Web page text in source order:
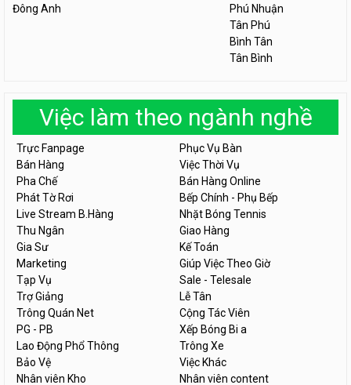
Đông Anh
Phú Nhuận
Tân Phú
Bình Tân
Tân Bình
Việc làm theo ngành nghề
Trực Fanpage
Phục Vụ Bàn
Bán Hàng
Việc Thời Vụ
Pha Chế
Bán Hàng Online
Phát Tờ Rơi
Bếp Chính - Phụ Bếp
Live Stream B.Hàng
Nhặt Bóng Tennis
Thu Ngân
Giao Hàng
Gia Sư
Kế Toán
Marketing
Giúp Việc Theo Giờ
Tạp Vụ
Sale - Telesale
Trợ Giảng
Lễ Tân
Trông Quán Net
Cộng Tác Viên
PG - PB
Xếp Bóng Bi a
Lao Động Phổ Thông
Trông Xe
Bảo Vệ
Việc Khác
Nhân viên Kho
Nhân viên content